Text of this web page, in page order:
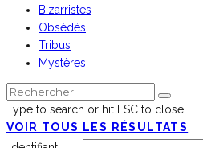
Bizarristes
Obsédés
Tribus
Mystères
Type to search or hit ESC to close
VOIR TOUS LES RÉSULTATS